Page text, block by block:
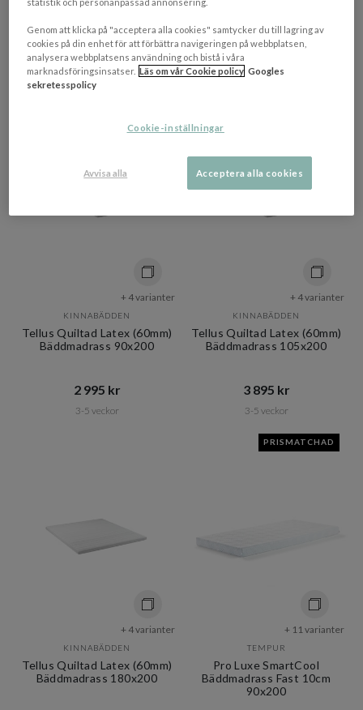
120x200
3 495 kr​​
3-5 veckor
13 030 kr​​
Rek. pris 17 999 kr​​
4-9 vardagar
+ 4 varianter
KINNABÄDDEN
Tellus Quiltad Latex (60mm)
Bäddmadrass 90x200
2 995 kr​​
3-5 veckor
+ 4 varianter
KINNABÄDDEN
Tellus Quiltad Latex (60mm)
Bäddmadrass 105x200
3 895 kr​​
3-5 veckor
+ 4 varianter
KINNABÄDDEN
Tellus Quiltad Latex (60mm)
Bäddmadrass 180x200
PRISMATCHAD
+ 11 varianter
TEMPUR
Pro Luxe SmartCool
Bäddmadrass Fast 10cm
90x200
statistik och personanpassad annonsering.
Genom att klicka på "acceptera alla cookies" samtycker du till lagring av
cookies på din enhet för att förbättra navigeringen på webbplatsen,
analysera webbplatsens användning och bistå i våra
marknadsföringsinsatser. Läs om vår Cookie policy Googles
sekretesspolicy
Cookie-inställningar
Avvisa alla Acceptera alla cookies